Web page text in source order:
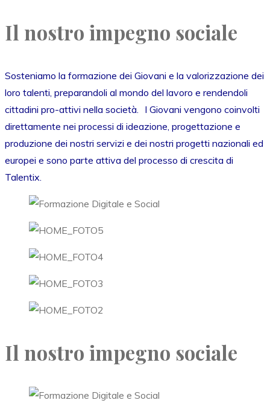
Il nostro impegno sociale
Sosteniamo la formazione dei Giovani e la valorizzazione dei
loro talenti, preparandoli al mondo del lavoro e rendendoli
cittadini pro-attivi nella società. I Giovani vengono coinvolti
direttamente nei processi di ideazione, progettazione e
produzione dei nostri servizi e dei nostri progetti nazionali ed
europei e sono parte attiva del processo di crescita di
Talentix.
Il nostro impegno sociale